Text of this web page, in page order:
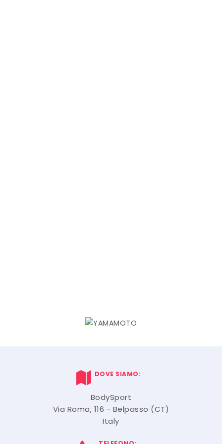
DOVE SIAMO:
BodySport
Via Roma, 116 - Belpasso (CT)
Italy